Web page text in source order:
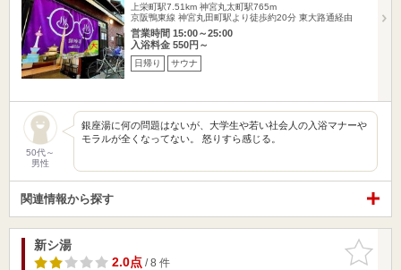
上栄町駅7.51km 神宮丸太町駅765m
京阪鴨東線 神宮丸田町駅より徒歩約20分 東大路通経由
営業時間 15:00～25:00
入浴料金 550円～
日帰り サウナ
50代～
男性
銀座湯に何の問題はないが、大学生や若い社会人の入浴マナーや
モラルが全くなってない。 怒りすら感じる。
関連情報から探す
お気に入
りに追加
新シ湯
2.0点/ 8 件